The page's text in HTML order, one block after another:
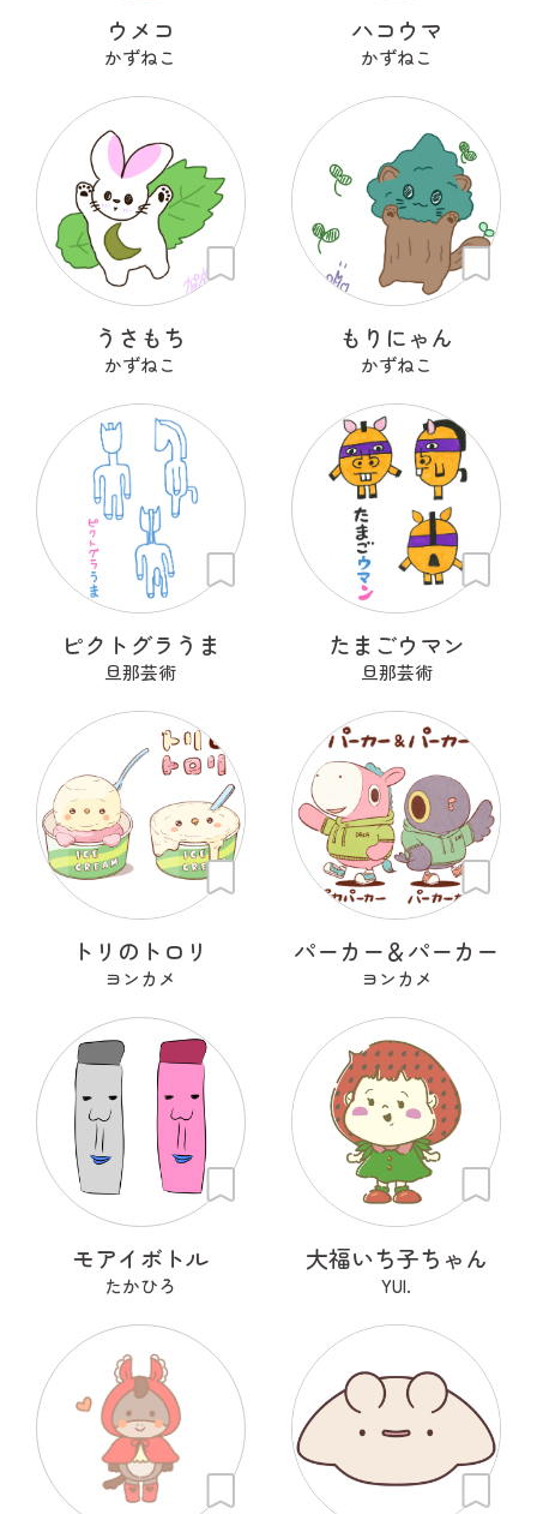
ウメコ
かずねこ
ハコウマ
かずねこ
うさもち
かずねこ
もりにゃん
かずねこ
ピクトグラうま
旦那芸術
たまごウマン
旦那芸術
トリのトロリ
ヨンカメ
パーカー＆パーカー
ヨンカメ
モアイボトル
たかひろ
大福いち子ちゃん
YUI.